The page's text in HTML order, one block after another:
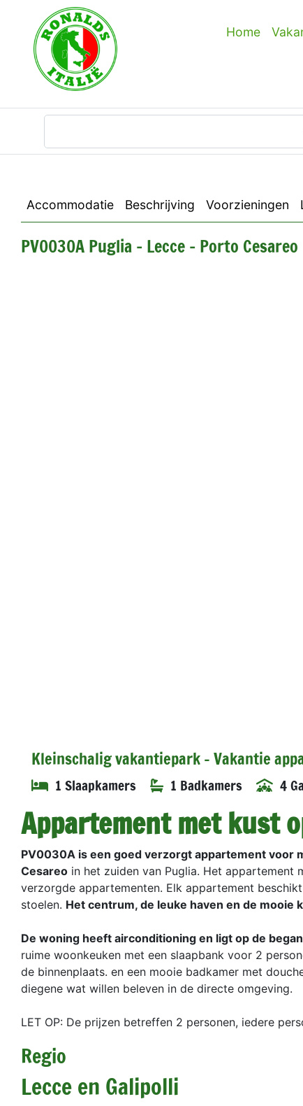
Home
wilt u heen?
Accommodatie Beschrijving Voorzieningen
PV0030A Puglia - Lecce - Porto Cesareo
Kleinschalig vakantiepark - Vakantie
1 Slaapkamers 1 Badkamers 4
Appartement met kust
PV0030A is een goed verzorgt appartement voor
Cesareo in het zuiden van Puglia. Het appartement
verzorgde appartementen. Elk appartement
stoelen. Het centrum, de leuke haven en de mooie
De woning heeft airconditioning en ligt op de
ruime woonkeuken met een slaapbank voor 2
de binnenplaats. en een mooie badkamer met
diegene wat willen beleven in de directe omgeving.
LET OP: De prijzen betreffen 2 personen, iedere
Regio
Lecce en Galipolli